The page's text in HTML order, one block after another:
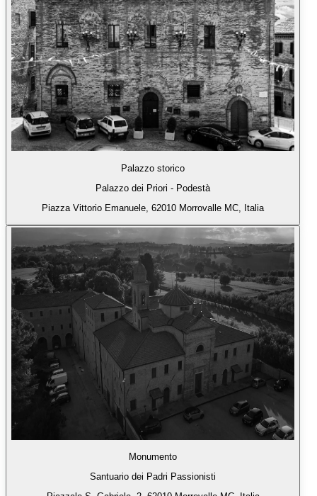
Palazzo storico
Palazzo dei Priori - Podestà
Piazza Vittorio Emanuele, 62010 Morrovalle MC, Italia
Monumento
Santuario dei Padri Passionisti